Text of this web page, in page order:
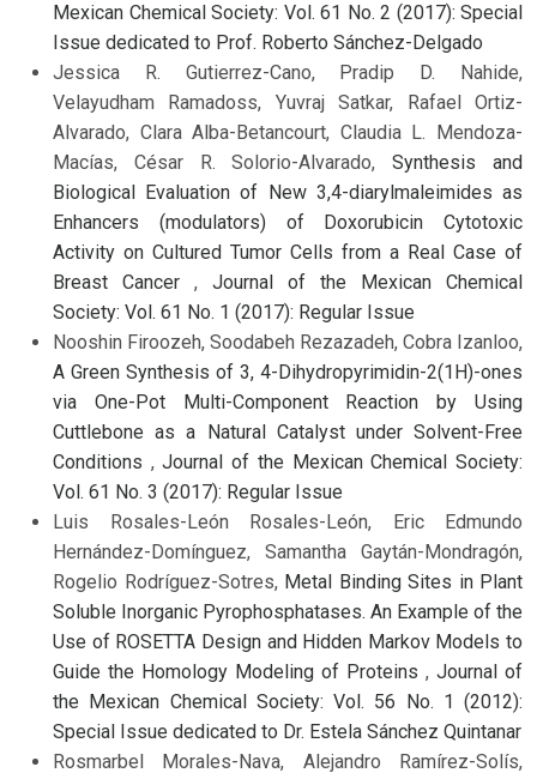
Mexican Chemical Society: Vol. 61 No. 2 (2017): Special
Issue dedicated to Prof. Roberto Sánchez-Delgado
Jessica R. Gutierrez-Cano, Pradip D. Nahide,
Velayudham Ramadoss, Yuvraj Satkar, Rafael Ortiz-
Alvarado, Clara Alba-Betancourt, Claudia L. Mendoza-
Macías, César R. Solorio-Alvarado,Synthesis and
Biological Evaluation of New 3,4-diarylmaleimides as
Enhancers (modulators) of Doxorubicin Cytotoxic
Activity on Cultured Tumor Cells from a Real Case of
Breast Cancer , Journal of the Mexican Chemical
Society: Vol. 61 No. 1 (2017): Regular Issue
Nooshin Firoozeh, Soodabeh Rezazadeh, Cobra Izanloo,
A Green Synthesis of 3, 4-Dihydropyrimidin-2(1H)-ones
via One-Pot Multi-Component Reaction by Using
Cuttlebone as a Natural Catalyst under Solvent-Free
Conditions ,Journal of the Mexican Chemical Society:
Vol. 61 No. 3 (2017): Regular Issue
Luis Rosales-León Rosales-León, Eric Edmundo
Hernández-Domínguez, Samantha Gaytán-Mondragón,
Rogelio Rodríguez-Sotres, Metal Binding Sites in Plant
Soluble Inorganic Pyrophosphatases. An Example of the
Use of ROSETTA Design and Hidden Markov Models to
Guide the Homology Modeling of Proteins , Journal of
the Mexican Chemical Society: Vol. 56 No. 1 (2012):
Special Issue dedicated to Dr. Estela Sánchez Quintanar
Rosmarbel Morales-Nava, Alejandro Ramírez-Solís,